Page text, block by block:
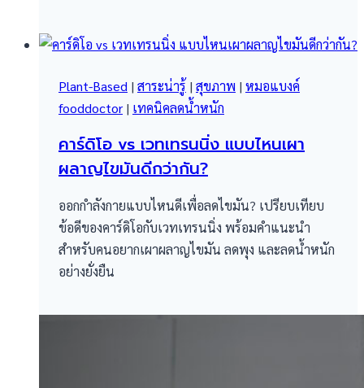
Plant-Based | สาระน่ารู้ | สุขภาพ | หมอแบงค์
fooddoctor | เทคนิคลดน้ำหนัก
คาร์ดิโอ vs เวทเทรนนิ่ง แบบไหนเผา
ผลาญไขมันดีกว่ากัน?
ออกกำลังกายแบบไหนดีเพื่อลดไขมัน? เปรียบเทียบ
ข้อดีของคาร์ดิโอกับเวทเทรนนิ่ง พร้อมคำแนะนำ
สำหรับคนอยากเผาผลาญไขมัน ลดพุง และลดน้ำหนัก
อย่างยั่งยืน